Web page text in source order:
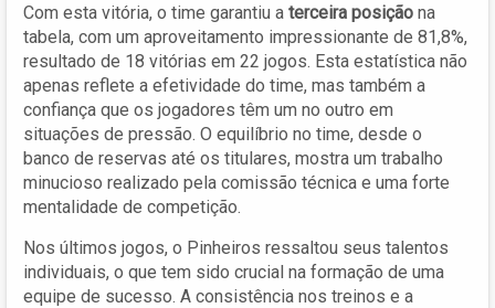
Com esta vitória, o time garantiu a terceira posição na
tabela, com um aproveitamento impressionante de 81,8%,
resultado de 18 vitórias em 22 jogos. Esta estatística não
apenas reflete a efetividade do time, mas também a
confiança que os jogadores têm um no outro em
situações de pressão. O equilíbrio no time, desde o
banco de reservas até os titulares, mostra um trabalho
minucioso realizado pela comissão técnica e uma forte
mentalidade de competição.
Nos últimos jogos, o Pinheiros ressaltou seus talentos
individuais, o que tem sido crucial na formação de uma
equipe de sucesso. A consistência nos treinos e a